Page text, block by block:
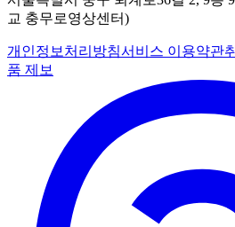
교 충무로영상센터)
개인정보처리방침서비스 이용약관
품 제보